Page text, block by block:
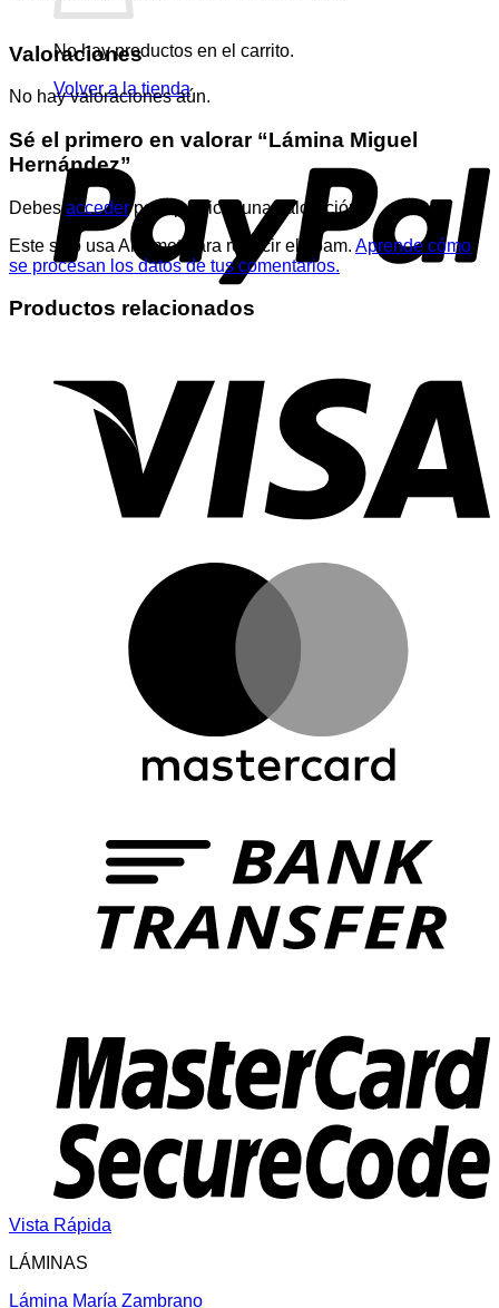
No hay productos en el carrito.
Volver a la tienda
Valoraciones
No hay valoraciones aún.
Sé el primero en valorar “Lámina Miguel
Hernández”
Debesaccederpara publicar una valoración.
Este sitio usa Akismet para reducir el spam. Aprende cómo
se procesan los datos de tus comentarios.
Productos relacionados
Vista Rápida
LÁMINAS
Lámina María Zambrano